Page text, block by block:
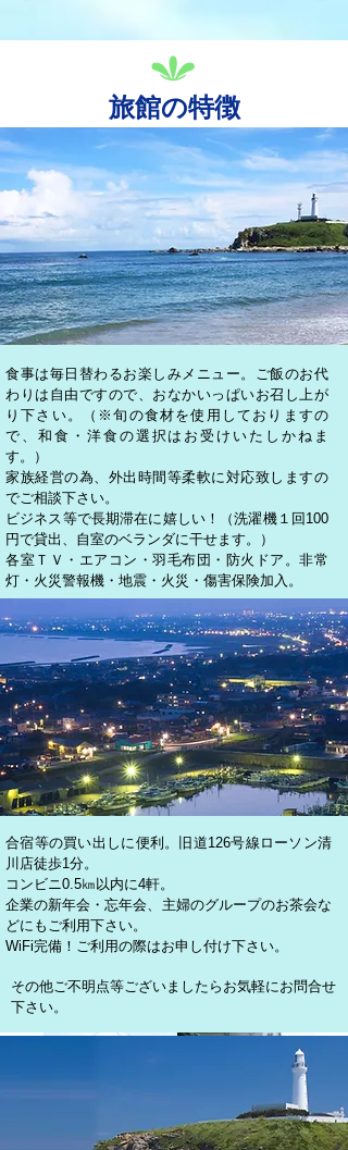
旅館の特徴
食事は毎日替わるお楽しみメニュー。ご飯のお代
わりは自由ですので、おなかいっぱいお召し上が
り下さい。（ ※旬の食材を使用しておりますの
で、和食・洋食の選択はお受けいたしかねま
す。）
家族経営の為、外出時間等柔軟に対応致しますの
でご相談下さい。
ビジネス等で長期滞在に嬉しい！（洗濯機１回100
円で貸出、自室のベランダに干せます。）
各室ＴＶ・エアコン・羽毛布団・防火ドア。非常
灯・火災警報機・地震・火災・傷害保険加入。
合宿等の買い出しに便利。旧道126号線ローソン清
川店徒歩1分。
コンビニ0.5㎞以内に4軒。
企業の新年会・忘年会、主婦のグループのお茶会な
どにもご利用下さい。
WiFi完備！ご利用の際はお申し付け下さい。
その他ご不明点等ございましたらお気軽にお問合せ
下さい。